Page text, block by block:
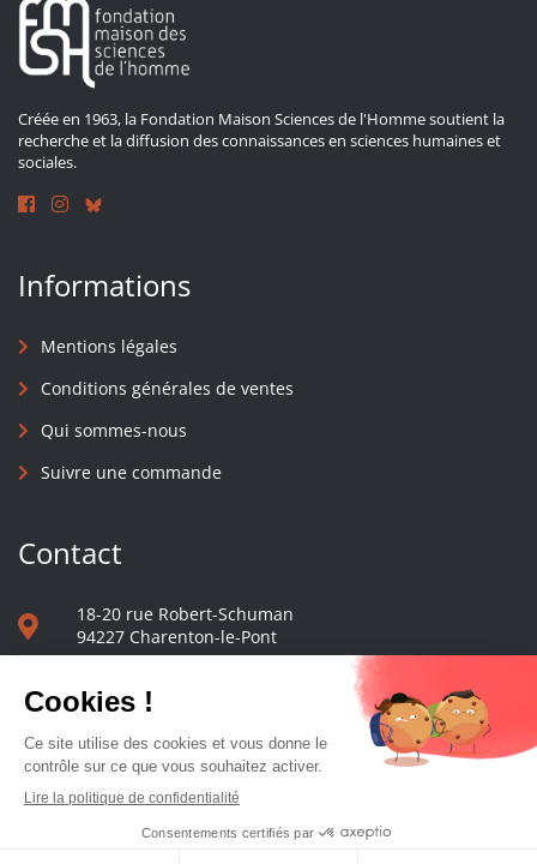
Créée en 1963, la Fondation Maison Sciences de l'Homme soutient la
recherche et la diffusion des connaissances en sciences humaines et
sociales.
Informations
Mentions légales
Conditions générales de ventes
Qui sommes-nous
Suivre une commande
Contact
18-20 rue Robert-Schuman
94227 Charenton-le-Pont